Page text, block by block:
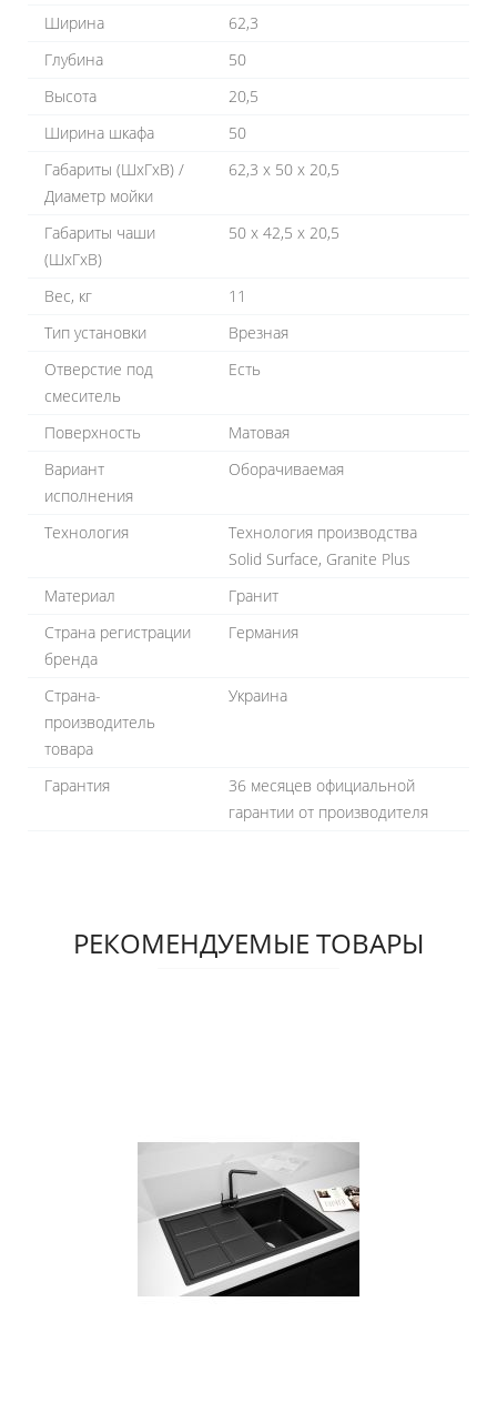
Ширина
62,3
Глубина
50
Высота
20,5
Ширина шкафа
50
Габариты (ШхГхВ) /
Диаметр мойки
62,3 х 50 х 20,5
Габариты чаши
(ШхГхВ)
50 х 42,5 х 20,5
Вес, кг
11
Тип установки
Врезная
Отверстие под
смеситель
Есть
Поверхность
Матовая
Вариант
исполнения
Оборачиваемая
Технология
Технология производства
Solid Surface, Granite Plus
Материал
Гранит
Страна регистрации
бренда
Германия
Страна-
производитель
товара
Украина
Гарантия
36 месяцев официальной
гарантии от производителя
РЕКОМЕНДУЕМЫЕ ТОВАРЫ